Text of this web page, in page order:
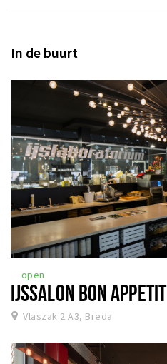
In de buurt
open
IJSSALON BON APPETIT
Vlaszak 2 A3, Breda